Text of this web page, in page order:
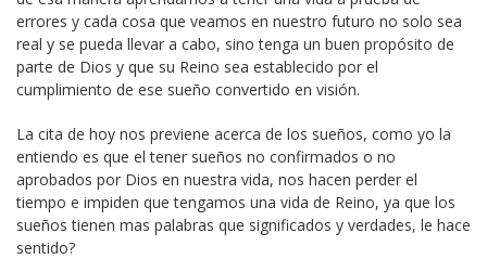
errores y cada cosa que veamos en nuestro futuro no solo sea
real y se pueda llevar a cabo, sino tenga un buen propósito de
parte de Dios y que su Reino sea establecido por el
cumplimiento de ese sueño convertido en visión.
La cita de hoy nos previene acerca de los sueños, como yo la
entiendo es que el tener sueños no confirmados o no
aprobados por Dios en nuestra vida, nos hacen perder el
tiempo e impiden que tengamos una vida de Reino, ya que los
sueños tienen mas palabras que significados y verdades, le hace
sentido?